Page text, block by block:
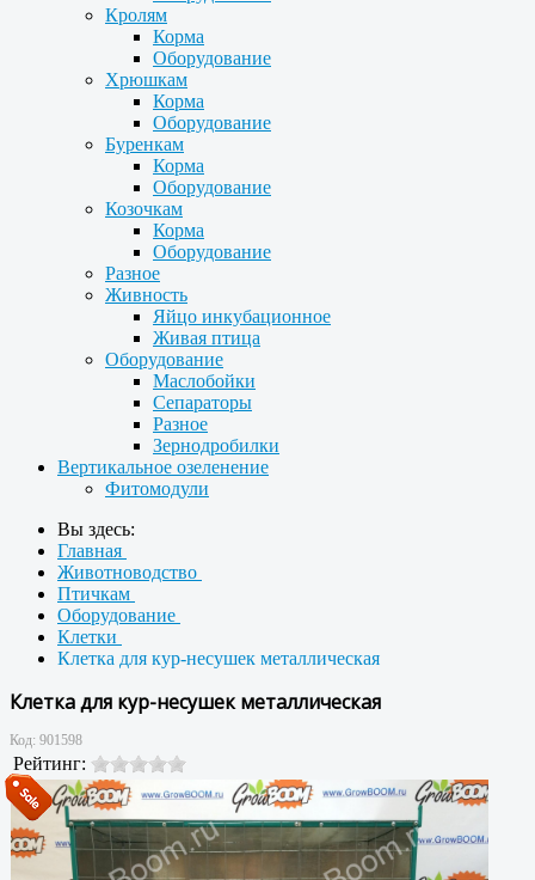
Кролям
Корма
Оборудование
Хрюшкам
Корма
Оборудование
Буренкам
Корма
Оборудование
Козочкам
Корма
Оборудование
Разное
Живность
Яйцо инкубационное
Живая птица
Оборудование
Маслобойки
Сепараторы
Разное
Зернодробилки
Вертикальное озеленение
Фитомодули
Вы здесь:
Главная
Животноводство
Птичкам
Оборудование
Клетки
Клетка для кур-несушек металлическая
Клетка для кур-несушек металлическая
Код: 901598
Рейтинг: